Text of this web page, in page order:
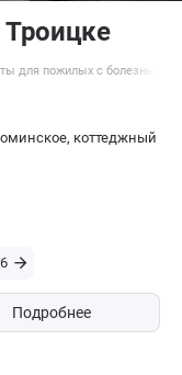
Троицке
для пожилых с болезнью
коттеджный
Подробнее